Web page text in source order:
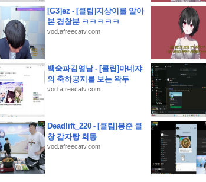
페 활용 및 솔직 시음 후기
로 만든 쭈삼불고기 레시피
선택한 솔직한 맛 비교
는 싱크대정수기
디저트
[G3]ez - [클립]지상이를 알아
본 경찰분 ㅋㅋㅋㅋㅋ
vod.afreecatv.com
백숙파김영남 - [클립]마네쟈
의 축하공지를 보는 왁두
vod.afreecatv.com
Deadlift_220 - [클립]봉준 클
창 감자탕 회동
vod.afreecatv.com